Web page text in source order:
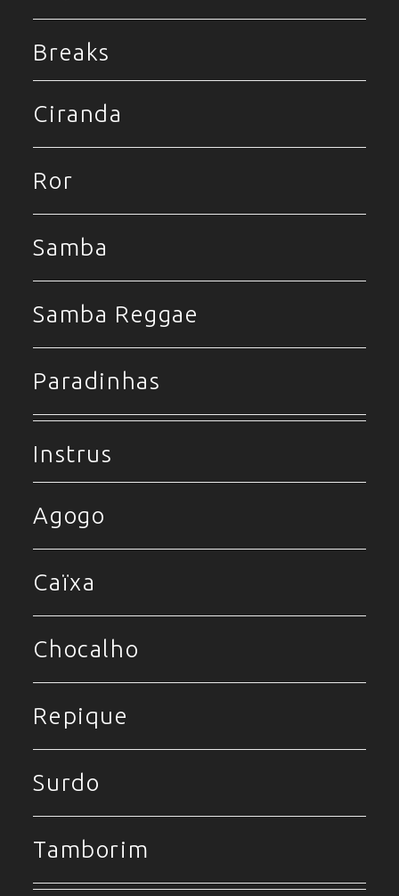
Breaks
Ciranda
Ror
Samba
Samba Reggae
Paradinhas
Instrus
Agogo
Caïxa
Chocalho
Repique
Surdo
Tamborim